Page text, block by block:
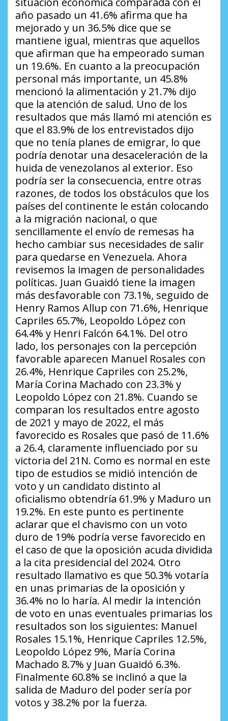
año pasado un 41.6% afirma que ha
mejorado y un 36.5% dice que se
mantiene igual, mientras que aquellos
que afirman que ha empeorado suman
un 19.6%. En cuanto a la preocupación
personal más importante, un 45.8%
mencionó la alimentación y 21.7% dijo
que la atención de salud. Uno de los
resultados que más llamó mi atención es
que el 83.9% de los entrevistados dijo
que no tenía planes de emigrar, lo que
podría denotar una desaceleración de la
huida de venezolanos al exterior. Eso
podría ser la consecuencia, entre otras
razones, de todos los obstáculos que los
países del continente le están colocando
a la migración nacional, o que
sencillamente el envío de remesas ha
hecho cambiar sus necesidades de salir
para quedarse en Venezuela. Ahora
revisemos la imagen de personalidades
políticas. Juan Guaidó tiene la imagen
más desfavorable con 73.1%, seguido de
Henry Ramos Allup con 71.6%, Henrique
Capriles 65.7%, Leopoldo López con
64.4% y Henri Falcón 64.1%. Del otro
lado, los personajes con la percepción
favorable aparecen Manuel Rosales con
26.4%, Henrique Capriles con 25.2%,
María Corina Machado con 23.3% y
Leopoldo López con 21.8%. Cuando se
comparan los resultados entre agosto
de 2021 y mayo de 2022, el más
favorecido es Rosales que pasó de 11.6%
a 26.4, claramente influenciado por su
victoria del 21N. Como es normal en este
tipo de estudios se midió intención de
voto y un candidato distinto al
oficialismo obtendría 61.9% y Maduro un
19.2%. En este punto es pertinente
aclarar que el chavismo con un voto
duro de 19% podría verse favorecido en
el caso de que la oposición acuda dividida
a la cita presidencial del 2024. Otro
resultado llamativo es que 50.3% votaría
en unas primarias de la oposición y
36.4% no lo haría. Al medir la intención
de voto en unas eventuales primarias los
resultados son los siguientes: Manuel
Rosales 15.1%, Henrique Capriles 12.5%,
Leopoldo López 9%, María Corina
Machado 8.7% y Juan Guaidó 6.3%.
Finalmente 60.8% se inclinó a que la
salida de Maduro del poder sería por
votos y 38.2% por la fuerza.